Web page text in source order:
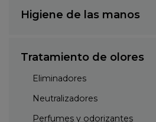
Higiene de las manos
Tratamiento de olores
Eliminadores
Neutralizadores
Perfumes y odorizantes